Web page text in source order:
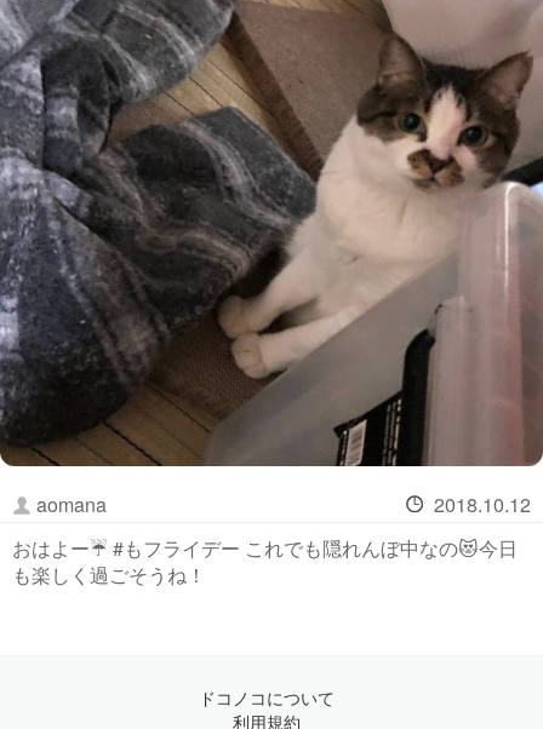
aomana
2018.10.12
おはよー☔️ #もフライデー これでも隠れんぼ中なの😻今日
も楽しく過ごそうね！
ドコノコについて
利用規約